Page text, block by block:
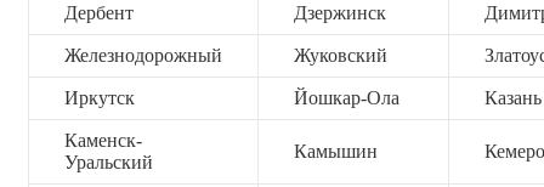
Дербент Дзержинск
Железнодорожный Жуковский
Иркутск Йошкар-Ола Казань
Каменск-
Уральский
Камышин